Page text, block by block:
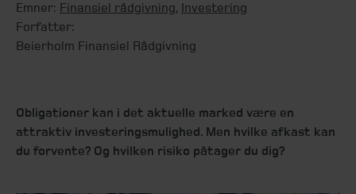
Emner: Finansiel rådgivning, Investering
Forfatter:
Beierholm Finansiel Rådgivning
Obligationer kan i det aktuelle marked være en
attraktiv investeringsmulighed. Men hvilke afkast kan
du forvente? Og hvilken risiko påtager du dig?